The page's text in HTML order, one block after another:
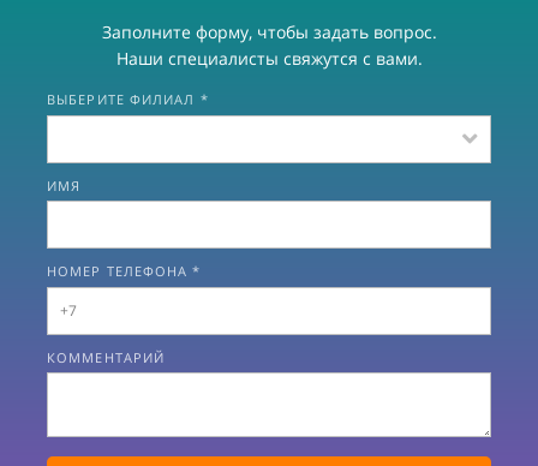
Заполните форму, чтобы задать вопрос.
Наши специалисты свяжутся с вами.
ВЫБЕРИТЕ ФИЛИАЛ *
ИМЯ
НОМЕР ТЕЛЕФОНА *
КОММЕНТАРИЙ